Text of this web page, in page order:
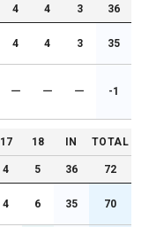
4 4 3 36
4 4 3 35
ー ー ー -1
17 18 IN TOTAL
4 5 36 72
4 6 35 70